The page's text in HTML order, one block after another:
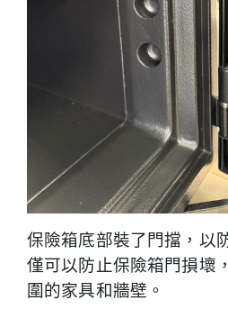
保險箱底部裝了門擋，以
僅可以防止保險箱門損壞
圍的家具和牆壁。